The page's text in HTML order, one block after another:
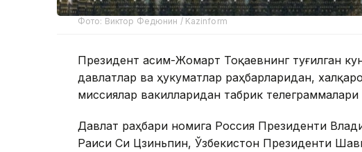
Фото: Виктор Федюнин / Kazinform
Президент Қасим-Жомарт Тоқаевнинг туғилган
давлатлар ва ҳукуматлар раҳбарларидан,
миссиялар вакилларидан табрик
Давлат раҳбари номига Россия Президенти
Раиси Си Цзиньпин, Ўзбекистон Президенти